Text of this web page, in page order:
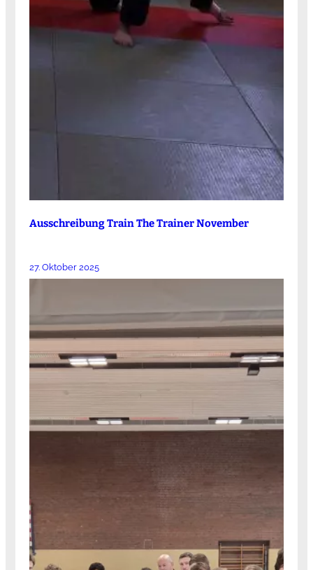
Ausschreibung Train The Trainer November
27. Oktober 2025